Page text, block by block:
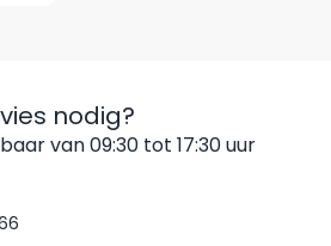
nodig?
van 09:30 tot 17:30 uur